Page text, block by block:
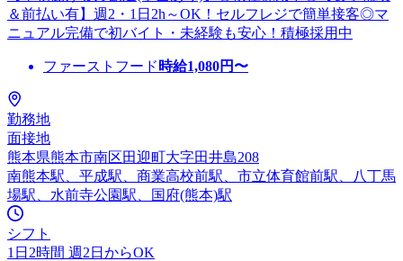
＆前払い有】週2・1日2h～OK！セルフレジで簡単接客◎マ
ニュアル完備で初バイト・未経験も安心！積極採用中
ファーストフード 時給1,080円〜
勤務地
面接地
熊本県熊本市南区田迎町大字田井島208
南熊本駅、平成駅、商業高校前駅、市立体育館前駅、八丁馬
場駅、水前寺公園駅、国府(熊本)駅
シフト
1日2時間 週2日からOK